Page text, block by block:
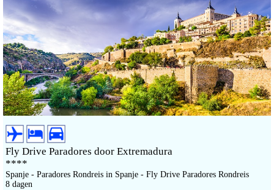
Fly Drive Paradores door Extremadura
****
Spanje - Paradores Rondreis in Spanje - Fly Drive Paradores Rondreis
8 dagen